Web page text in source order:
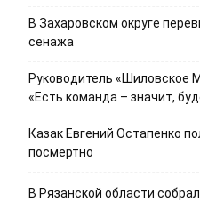
В Захаровском округе
сенажа
Руководитель «Шиловское
«Есть команда – значит,
Казак Евгений Остапенко
посмертно
В Рязанской области